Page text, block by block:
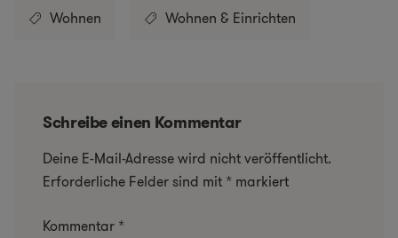
Wohnen Wohnen & Einrichten
Schreibe einen Kommentar
Deine E-Mail-Adresse wird nicht veröffentlicht.
Erforderliche Felder sind mit * markiert
Kommentar *